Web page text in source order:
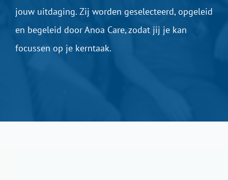
jouw uitdaging. Zij worden geselecteerd, opgeleid
en begeleid door Anoa Care, zodat jij je kan
focussen op je kerntaak.